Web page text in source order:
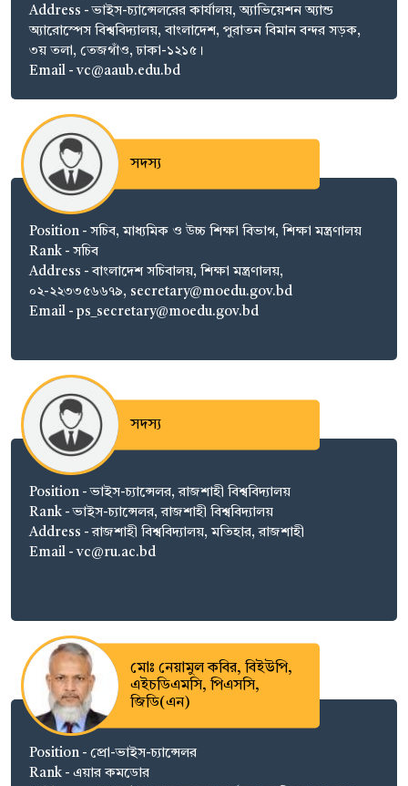
Address - ভাইস-চ্যান্সেলরের কার্যালয়, অ্যাভিয়েশন অ্যান্ড
অ্যারোস্পেস বিশ্ববিদ্যালয়, বাংলাদেশ, পুরাতন বিমান বন্দর সড়ক,
৩য় তলা, তেজগাঁও, ঢাকা-১২১৫।
Email - vc@aaub.edu.bd
সদস্য
Position - সচিব, মাধ্যমিক ও উচ্চ শিক্ষা বিভাগ, শিক্ষা মন্ত্রণালয়
Rank - সচিব
Address - বাংলাদেশ সচিবালয়, শিক্ষা মন্ত্রণালয়,
০২-২২৩৩৫৬৬৭৯, secretary@moedu.gov.bd
Email - ps_secretary@moedu.gov.bd
সদস্য
Position - ভাইস-চ্যান্সেলর, রাজশাহী বিশ্ববিদ্যালয়
Rank - ভাইস-চ্যান্সেলর, রাজশাহী বিশ্ববিদ্যালয়
Address - রাজশাহী বিশ্ববিদ্যালয়, মতিহার, রাজশাহী
Email - vc@ru.ac.bd
মোঃ নেয়ামুল কবির, বিইউপি,
এইচডিএমসি, পিএসসি,
জিডি(এন)
Position - প্রো-ভাইস-চ্যান্সেলর
Rank - এয়ার কমডোর